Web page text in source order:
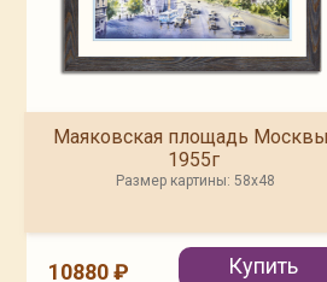
Маяковская площадь
1955г
Размер картины: 58x48
10880 ₽ Купить